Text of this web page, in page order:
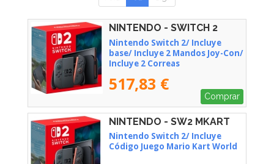
NINTENDO - SWITCH 2
Nintendo Switch 2/ Incluye
base/ Incluye 2 Mandos Joy-Con/
Incluye 2 Correas
517,83 €
Comprar
NINTENDO - SW2 MKART
WRLD
Nintendo Switch 2/ Incluye
Código Juego Mario Kart World